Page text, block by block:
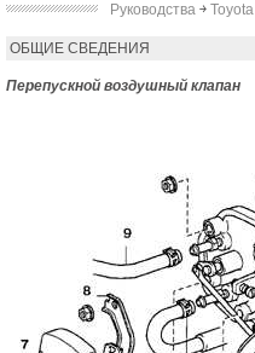
Руководства ￫ Toyota
ОБЩИЕ СВЕДЕНИЯ
Перепускной воздушный клапан